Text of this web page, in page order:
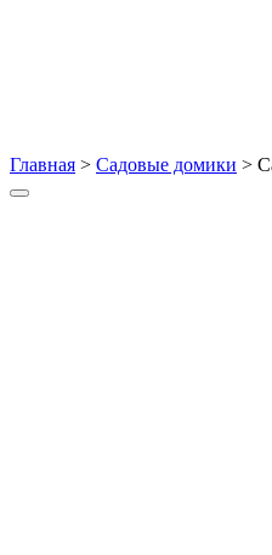
Главная > Садовые домики >